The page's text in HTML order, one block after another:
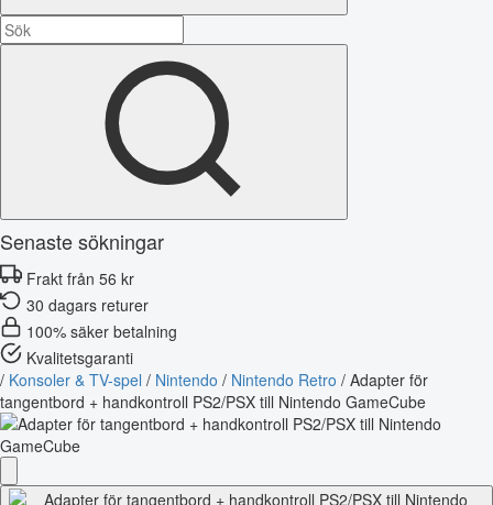
Senaste sökningar
Frakt från 56 kr
30 dagars returer
100% säker betalning
Kvalitetsgaranti
/ Konsoler & TV-spel / Nintendo / Nintendo Retro / Adapter för
tangentbord + handkontroll PS2/PSX till Nintendo GameCube